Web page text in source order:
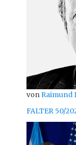
von Raimund
FALTER 50/